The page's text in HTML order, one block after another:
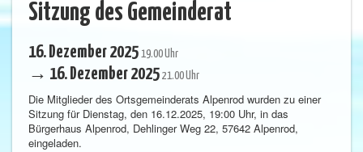
Sitzung des Gemeinderat
16. Dezember 2025 19.00 Uhr
→ 16. Dezember 2025 21.00 Uhr
Die Mitglieder des Ortsgemeinderats Alpenrod wurden zu einer
Sitzung für Dienstag, den 16.12.2025, 19:00 Uhr, in das
Bürgerhaus Alpenrod, Dehlinger Weg 22, 57642 Alpenrod,
eingeladen.